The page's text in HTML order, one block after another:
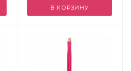
В КОРЗИНУ